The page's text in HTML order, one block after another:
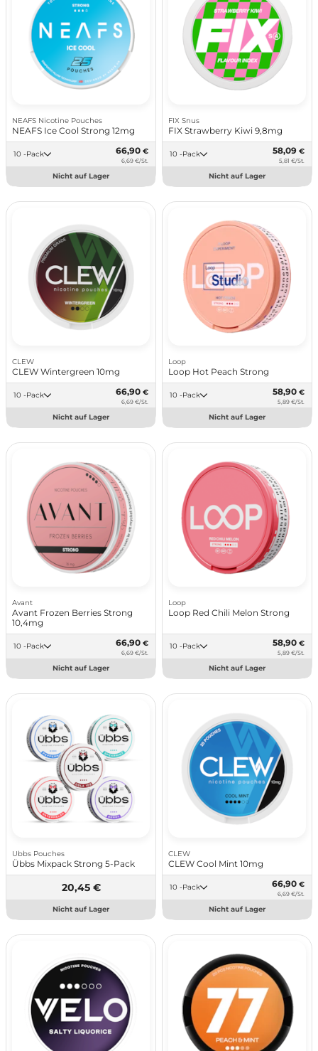
NEAFS Nicotine Pouches
NEAFS Ice Cool Strong 12mg
10 -Pack 66,90 €
6,69 €/St.
Nicht auf Lager
FIX Snus
FIX Strawberry Kiwi 9,8mg
10 -Pack 58,09 €
5,81 €/St.
Nicht auf Lager
CLEW
CLEW Wintergreen 10mg
10 -Pack 66,90 €
6,69 €/St.
Nicht auf Lager
Loop
Loop Hot Peach Strong
10 -Pack 58,90 €
5,89 €/St.
Nicht auf Lager
Avant
Avant Frozen Berries Strong
10,4mg
10 -Pack 66,90 €
6,69 €/St.
Nicht auf Lager
Loop
Loop Red Chili Melon Strong
10 -Pack 58,90 €
5,89 €/St.
Nicht auf Lager
Ubbs Pouches
Übbs Mixpack Strong 5-Pack
20,45 €
Nicht auf Lager
CLEW
CLEW Cool Mint 10mg
10 -Pack 66,90 €
6,69 €/St.
Nicht auf Lager